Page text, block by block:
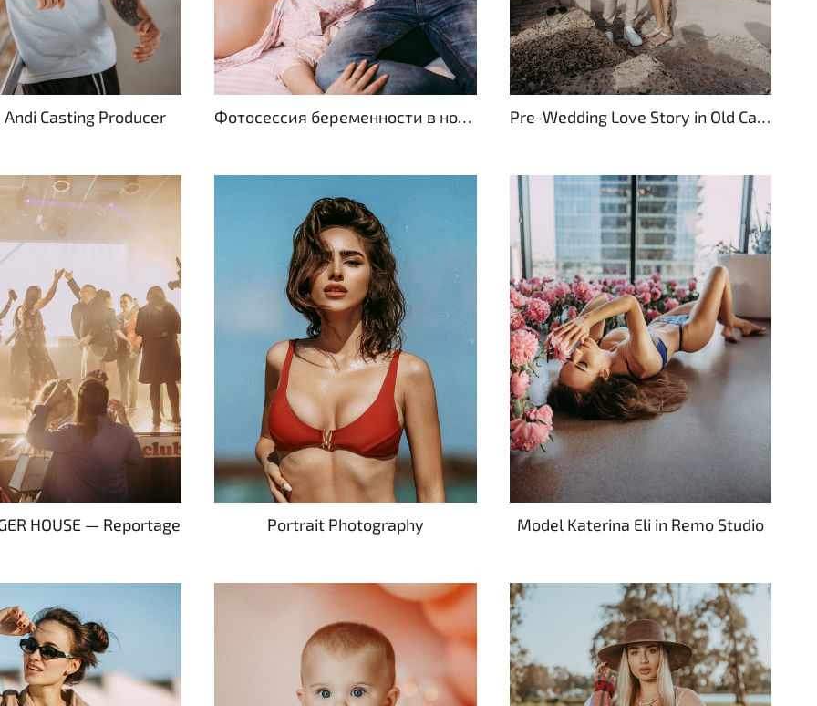
Casting Producer Фотосессия беременности в номере отеля Templer в Немецкой колонии в Хайфе Pre-Wedding Love Story in Old Caesarea
HOUSE — Reportage Portrait Photography Model Katerina Eli in Remo Studio